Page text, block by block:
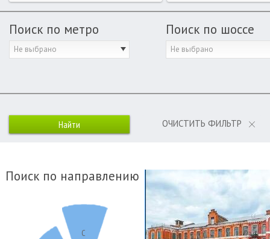
Поиск по метро
Не выбрано
Поиск по шоссе
Не выбрано
ОЧИСТИТЬ ФИЛЬТР
Поиск по направлению
С